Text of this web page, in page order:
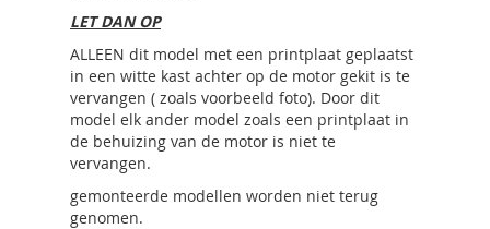
LET DAN OP
ALLEEN dit model met een printplaat geplaatst
in een witte kast achter op de motor gekit is te
vervangen ( zoals voorbeeld foto). Door dit
model elk ander model zoals een printplaat in
de behuizing van de motor is niet te
vervangen.
gemonteerde modellen worden niet terug
genomen.